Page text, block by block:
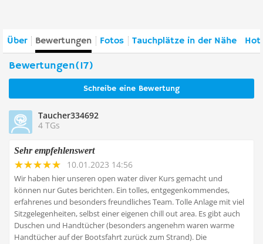
Über Bewertungen Fotos Tauchplätze in der Nähe
Bewertungen(17)
Schreibe eine Bewertung
Taucher334692
4 TGs
Sehr empfehlenswert
10.01.2023 14:56
Wir haben hier unseren open water diver Kurs gemacht und
können nur Gutes berichten. Ein tolles, entgegenkommendes,
erfahrenes und besonders freundliches Team. Tolle Anlage mit viel
Sitzgelegenheiten, selbst einer eigenen chill out area. Es gibt auch
Duschen und Handtücher (besonders angenehm waren warme
Handtücher auf der Bootsfahrt zurück zum Strand). Die